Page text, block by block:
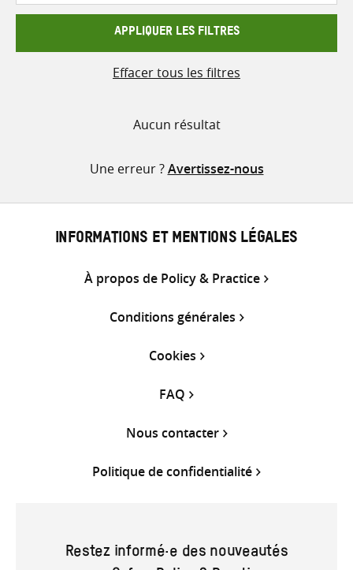
APPLIQUER LES FILTRES
Effacer tous les filtres
Aucun résultat
Une erreur ?Avertissez-nous
INFORMATIONS ET MENTIONS LÉGALES
À propos de Policy & Practice
Conditions générales
Cookies
FAQ
Nous contacter
Politique de confidentialité
Restez informé·e des nouveautés